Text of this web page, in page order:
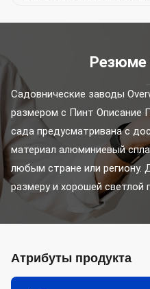
Резюме
Садовнические заводы
размером с Пинт Описание
сада предусматривана с
материал алюминиевый
любым стране или
размеру и хорошей светлой
Атрибуты продукта